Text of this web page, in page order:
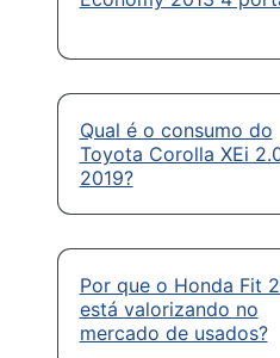
Qual é o consumo do
Toyota Corolla XEi
2019?
Por que o Honda Fit
está valorizando no
mercado de usados?